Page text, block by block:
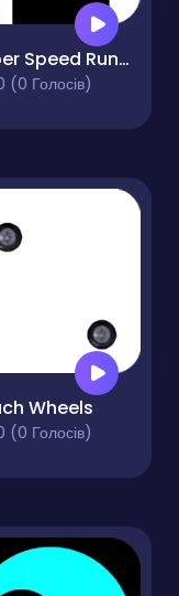
Super Speed Runner
(0 Голосів)
Wheels
(0 Голосів)